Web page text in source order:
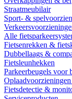
Straatmeubilair
Sport- &
Alle
Fietsenrekken &
Dubbellaags &
Fietsleunhekken
Parkeerbeugels voor
Fietsdetectie &